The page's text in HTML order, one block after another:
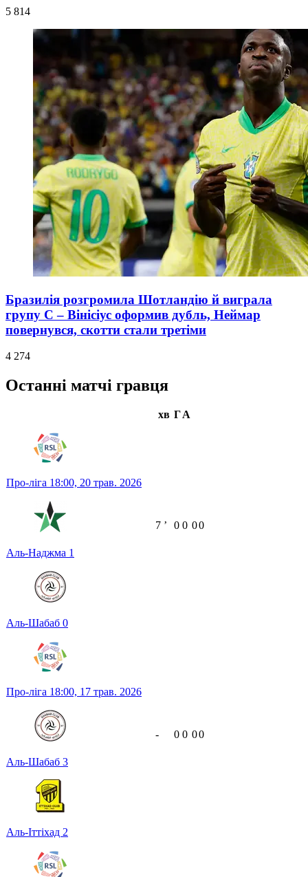
5 814
Бразилія розгромила Шотландію й виграла
групу С – Вінісіус оформив дубль, Неймар
повернувся, скотти стали третіми
4 274
Останні матчі гравця
хв ГА
Про-ліга 18:00, 20 трав. 2026
Аль-Наджма 1
Аль-Шабаб 0
7 ʼ 0 0 00
Про-ліга 18:00, 17 трав. 2026
Аль-Шабаб 3
Аль-Іттіхад 2
- 0 0 00